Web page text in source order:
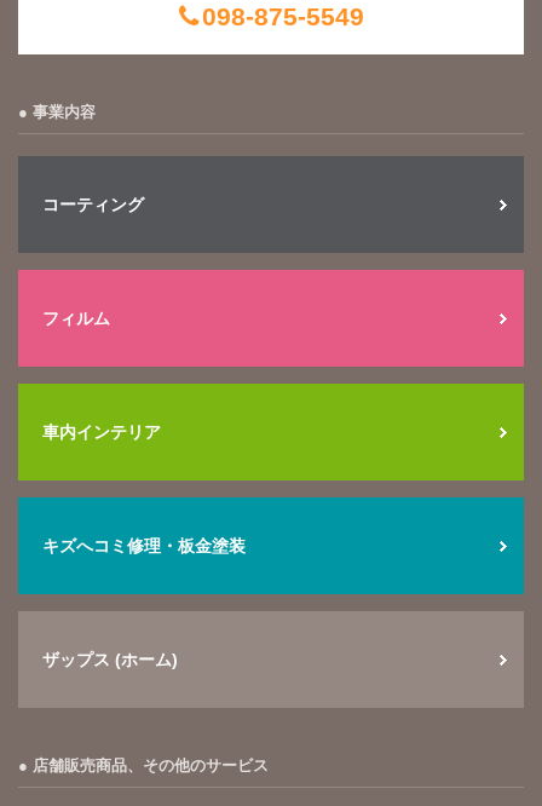
098-875-5549
事業内容
コーティング
フィルム
車内インテリア
キズへコミ修理・板金塗装
ザップス (ホーム)
店舗販売商品、その他のサービス